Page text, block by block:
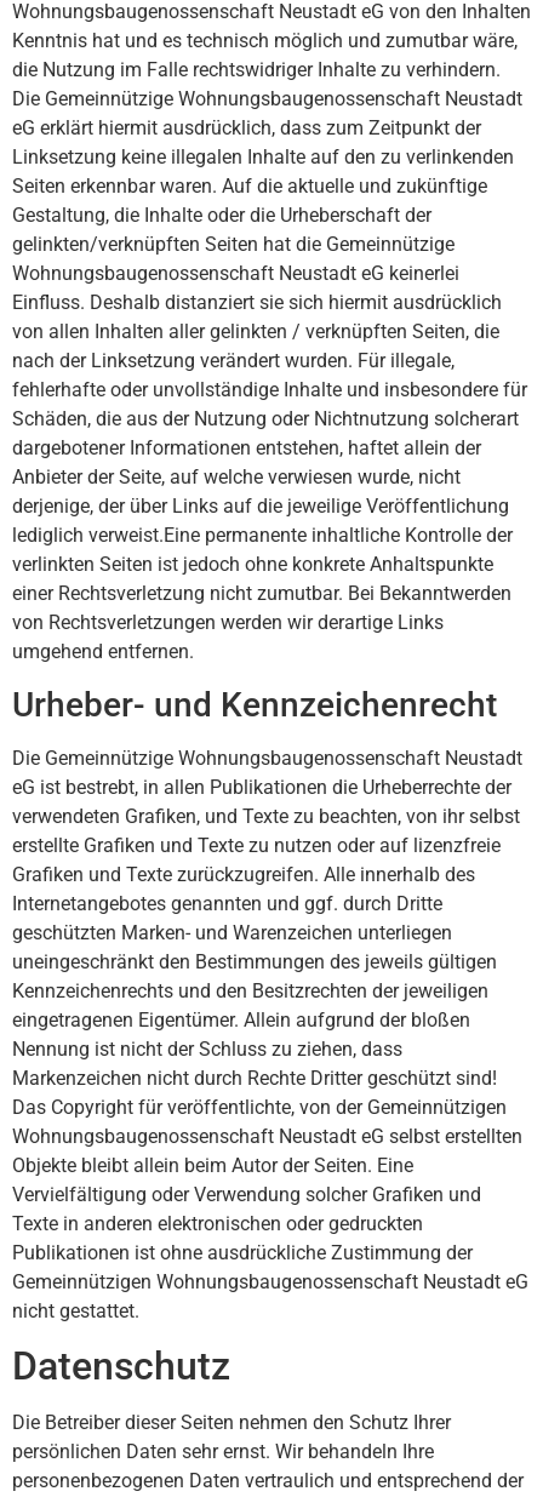
Wohnungsbaugenossenschaft Neustadt eG von den Inhalten
Kenntnis hat und es technisch möglich und zumutbar wäre,
die Nutzung im Falle rechtswidriger Inhalte zu verhindern.
Die Gemeinnützige Wohnungsbaugenossenschaft Neustadt
eG erklärt hiermit ausdrücklich, dass zum Zeitpunkt der
Linksetzung keine illegalen Inhalte auf den zu verlinkenden
Seiten erkennbar waren. Auf die aktuelle und zukünftige
Gestaltung, die Inhalte oder die Urheberschaft der
gelinkten/verknüpften Seiten hat die Gemeinnützige
Wohnungsbaugenossenschaft Neustadt eG keinerlei
Einfluss. Deshalb distanziert sie sich hiermit ausdrücklich
von allen Inhalten aller gelinkten / verknüpften Seiten, die
nach der Linksetzung verändert wurden. Für illegale,
fehlerhafte oder unvollständige Inhalte und insbesondere für
Schäden, die aus der Nutzung oder Nichtnutzung solcherart
dargebotener Informationen entstehen, haftet allein der
Anbieter der Seite, auf welche verwiesen wurde, nicht
derjenige, der über Links auf die jeweilige Veröffentlichung
lediglich verweist.Eine permanente inhaltliche Kontrolle der
verlinkten Seiten ist jedoch ohne konkrete Anhaltspunkte
einer Rechtsverletzung nicht zumutbar. Bei Bekanntwerden
von Rechtsverletzungen werden wir derartige Links
umgehend entfernen.
Urheber- und Kennzeichenrecht
Die Gemeinnützige Wohnungsbaugenossenschaft Neustadt
eG ist bestrebt, in allen Publikationen die Urheberrechte der
verwendeten Grafiken, und Texte zu beachten, von ihr selbst
erstellte Grafiken und Texte zu nutzen oder auf lizenzfreie
Grafiken und Texte zurückzugreifen. Alle innerhalb des
Internetangebotes genannten und ggf. durch Dritte
geschützten Marken- und Warenzeichen unterliegen
uneingeschränkt den Bestimmungen des jeweils gültigen
Kennzeichenrechts und den Besitzrechten der jeweiligen
eingetragenen Eigentümer. Allein aufgrund der bloßen
Nennung ist nicht der Schluss zu ziehen, dass
Markenzeichen nicht durch Rechte Dritter geschützt sind!
Das Copyright für veröffentlichte, von der Gemeinnützigen
Wohnungsbaugenossenschaft Neustadt eG selbst erstellten
Objekte bleibt allein beim Autor der Seiten. Eine
Vervielfältigung oder Verwendung solcher Grafiken und
Texte in anderen elektronischen oder gedruckten
Publikationen ist ohne ausdrückliche Zustimmung der
Gemeinnützigen Wohnungsbaugenossenschaft Neustadt eG
nicht gestattet.
Datenschutz
Die Betreiber dieser Seiten nehmen den Schutz Ihrer
persönlichen Daten sehr ernst. Wir behandeln Ihre
personenbezogenen Daten vertraulich und entsprechend der